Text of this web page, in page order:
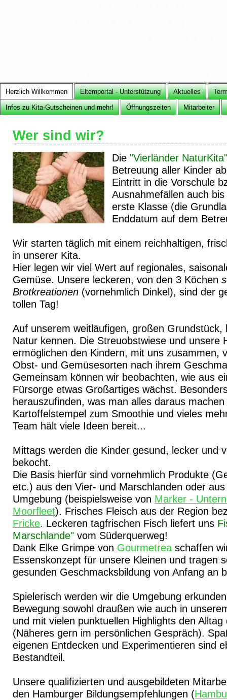
Herzlich Willkommen Elternportal - Unterstützung Aktuelles
Infos zu Kita-Gutscheinen und mehr! Öffnungszeiten Mitarbeiter
Wer sind wir?
Die "Vierländer
Betreuung aller Kinder
Eintritt in die Vorschule
Ausnahmefällen auch
erste Klasse (die
Enddatum auf dem
Wir starten täglich mit einem reichhaltigen,
in unserer Kita.
Hier legen wir viel Wert auf regionales,
Gemüse. Unsere leckeren, von den 3 Köchen
Brotkreationen (vornehmlich Dinkel), sind der
tollen Tag!
Auf unserem weitläufigen, großen Grundstück,
Natur kennen. Die Streuobstwiese und unsere
ermöglichen den Kindern, mit uns zusammen,
Obst- und Gemüsesorten nach ihrem
Gemeinsam können wir beobachten, wie aus
Fürsorge etwas Großartiges wächst.
herauszufinden, was man alles daraus
Kartoffelstempel zum Smoothie und vieles
Team hält viele Ideen bereit...
Mittags werden die Kinder gesund, lecker und
bekocht.
Die Basis hierfür sind vornehmlich Produkte
etc.) aus den Vier- und Marschlanden oder
Umgebung (beispielsweise von Marker -
Moorfleet). Frisches Fleisch aus der Region
Fricke. Leckeren tagfrischen Fisch liefert uns
Marschlande" vom Süderquerweg!
Dank Elke Grimpe von Gourmetrea schaffen
Essenskonzept für unsere Kleinen und tragen
gesunden Geschmacksbildung von Anfang an
Spielerisch werden wir die Umgebung
Bewegung sowohl draußen wie auch in
und mit vielen punktuellen Highlights den Alltag
(Näheres gern im persönlichen Gespräch).
eigenen Entdecken und Experimentieren sind
Bestandteil.
Unsere qualifizierten und ausgebildeten
den Hamburger Bildungsempfehlungen (